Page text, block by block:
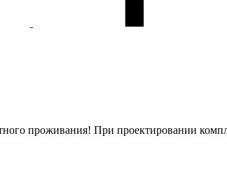
проживания! При проектировании